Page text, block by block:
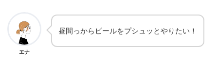
エナ
昼間っからビールをプシュッとやりたい！